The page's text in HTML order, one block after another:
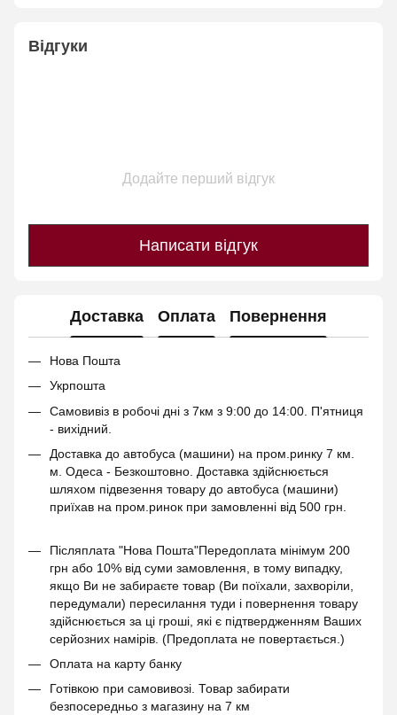
Відгуки
Додайте перший відгук
Написати відгук
Доставка Оплата Повернення
Нова Пошта
Укрпошта
Самовивіз в робочі дні з 7км з 9:00 до 14:00. П'ятниця
- вихідний.
Доставка до автобуса (машини) на пром.ринку 7 км.
м. Одеса - Безкоштовно. Доставка здійснюється
шляхом підвезення товару до автобуса (машини)
приїхав на пром.ринок при замовленні від 500 грн.
Післяплата "Нова Пошта"Передоплата мінімум 200
грн або 10% від суми замовлення, в тому випадку,
якщо Ви не забираєте товар (Ви поїхали, захворіли,
передумали) пересилання туди і повернення товару
здійснюється за ці гроші, які є підтвердженням Ваших
серйозних намірів. (Предоплата не повертається.)
Оплата на карту банку
Готівкою при самовивозі. Товар забирати
безпосередньо з магазину на 7 км